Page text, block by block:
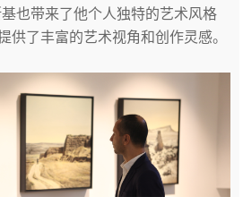
也带来了他个人独特的艺术风格
供了丰富的艺术视角和创作灵感。